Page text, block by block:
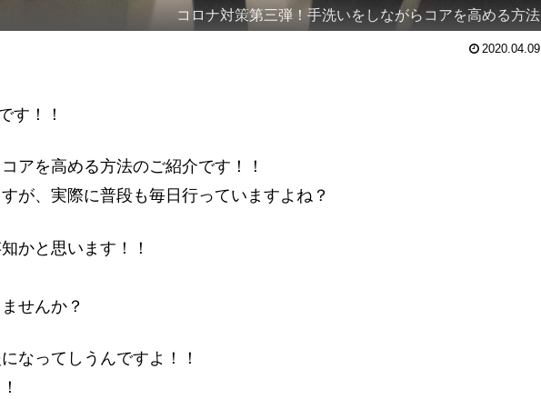
コロナ対策第三弾！手洗いをしながらコアを高める方法
2020.04.09
す！！
アを高める方法のご紹介です！！
が、実際に普段も毎日行っていますよね？
かと思います！！
せんか？
なってしうんですよ！！